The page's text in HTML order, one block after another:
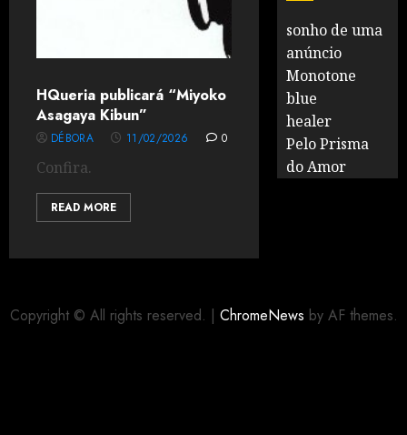
HQueria publicará “Miyoko
Asagaya Kibun”
DÉBORA 11/02/2026 0
Confira.
READ MORE
sonho de uma
anúncio
Monotone
blue
healer
Pelo Prisma
do Amor
Copyright © All rights reserved. | ChromeNews by AF themes.